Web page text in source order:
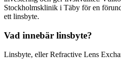
Stockholmsklinik i Täby för en
ett linsbyte.
Vad innebär linsbyte?
Linsbyte, eller Refractive Lens